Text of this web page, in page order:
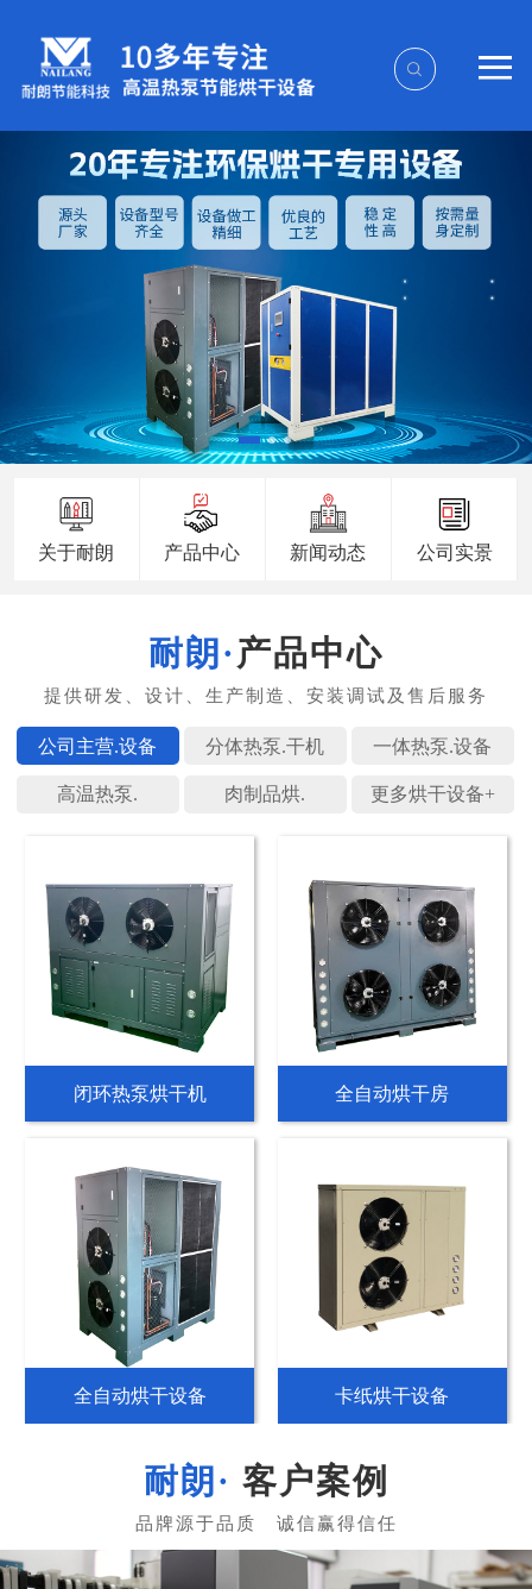
关于耐朗 产品中心 新闻动态 公司实景
产品中心
公司主营. 分体热泵. 一体热泵.
高温热泵. 肉制品烘. 更多烘干设备+
空气源热泵烘干机 纸管专用烘干机
热泵分体烘干机 分体式热泵烘干机
客户案例